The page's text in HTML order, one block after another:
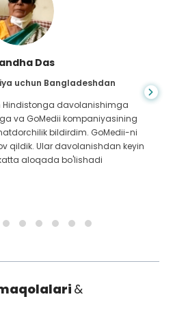
Das
uchun Bangladeshdan
Hindistonga davolanishimga
va GoMedii kompaniyasining
bildirdim. GoMedii-ni
qildik. Ular davolanishdan keyin
aloqada bo'lishadi
&